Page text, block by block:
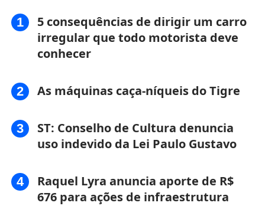
5 consequências de dirigir um carro
irregular que todo motorista deve
conhecer
As máquinas caça-níqueis do Tigre
ST: Conselho de Cultura denuncia
uso indevido da Lei Paulo Gustavo
Raquel Lyra anuncia aporte de R$
676 para ações de infraestrutura